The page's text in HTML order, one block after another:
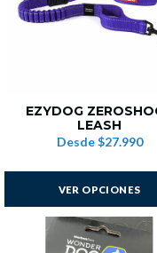
EZYDOG
LEASH
Desde$27.990
VER OPCIONES